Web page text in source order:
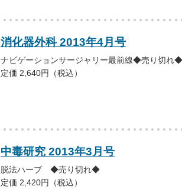
消化器外科 2013年4月号
ナビゲーションサージャリー最前線◆売り切れ◆
定価 2,640円（税込）
中毒研究 2013年3月号
脱法ハーブ ◆売り切れ◆
定価 2,420円（税込）